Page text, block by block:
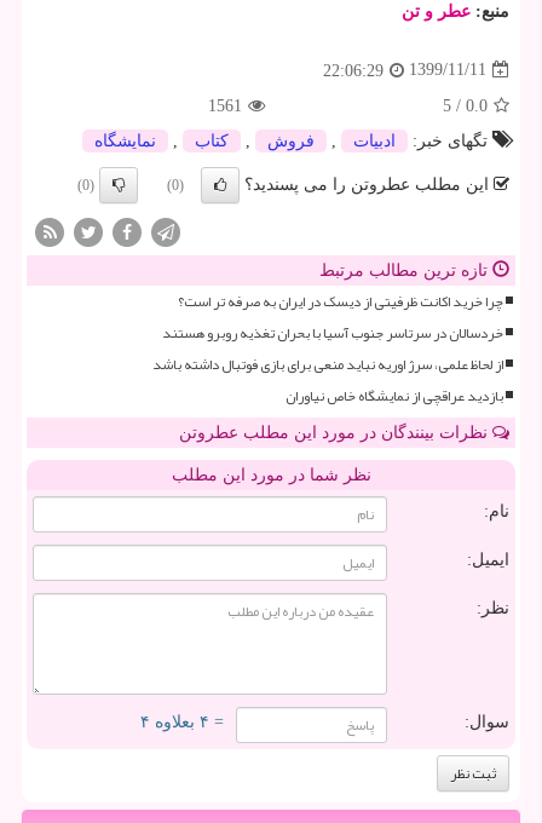
منبع: عطر و تن
1399/11/11
22:06:29
0.0
/
5
1561
تگهای خبر:
ادبیات فروش كتاب نمایشگاه
این مطلب عطروتن را می پسندید؟ (0)
(0)
تازه ترین مطالب مرتبط
چرا خرید اکانت ظرفیتی از دیسک در ایران به صرفه تر است؟
خردسالان در سرتاسر جنوب آسیا با بحران تغذیه روبرو هستند
از لحاظ علمی، سرژ اوریه نباید منعی برای بازی فوتبال داشته باشد
بازدید عراقچی از نمایشگاه خاص نیاوران
نظرات بینندگان در مورد این مطلب عطروتن
نظر شما در مورد این مطلب
نام:
ایمیل:
نظر:
سوال: = ۴ بعلاوه ۴